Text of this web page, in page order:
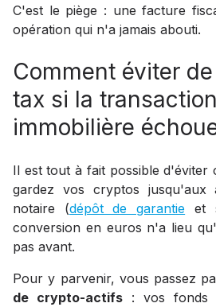
C'est le piège : une facture
opération qui n'a jamais abouti.
Comment éviter
tax si la transaction
immobilière
Il est tout à fait possible d'éviter
gardez vos cryptos
notaire (dépôt de garantie et
conversion en euros n'a lieu
pas avant.
Pour y parvenir, vous passez
de crypto-actifs : vos fonds